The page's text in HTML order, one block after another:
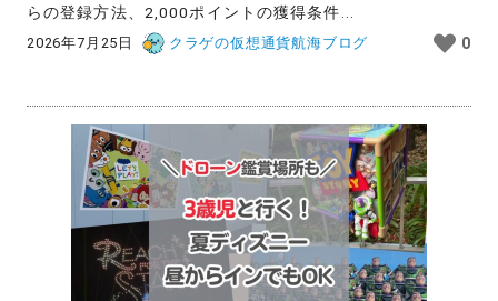
らの登録方法、2,000ポイントの獲得条件...
2026年7月25日 クラゲの仮想通貨航海ブログ 0